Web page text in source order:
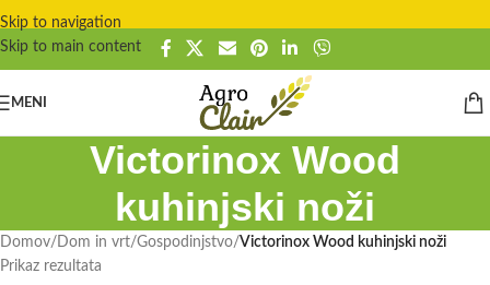
Skip to navigation
Skip to main content
MENI
Victorinox Wood
kuhinjski noži
Domov/ Dom in vrt/Gospodinjstvo/Victorinox Wood kuhinjski noži
Prikaz rezultata